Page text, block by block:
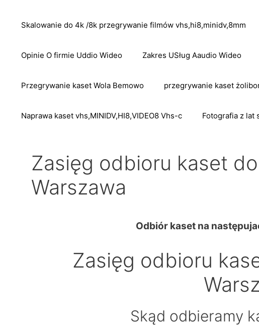
Skalowanie do 4k /8k przegrywanie filmów vhs,hi8,minidv,8mm
Opinie O firmie Uddio Wideo Zakres USług Aaudio Wideo
Przegrywanie kaset Wola Bemowo przegrywanie kaset
Naprawa kaset vhs,MINIDV,HI8,VIDEO8 Vhs-c Fotografia z lat
Zasięg odbioru kaset
Warszawa
Odbiór kaset na
Zasięg odbioru
Skąd odbieramy